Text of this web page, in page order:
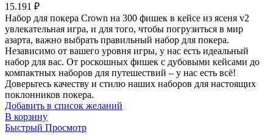
15.191 ₽
Набор для покера Crown на 300 фишек в кейсе из ясеня v2
увлекательная игра, и для того, чтобы погрузиться в мир
азарта, важно выбрать правильный набор для покера.
Независимо от вашего уровня игры, у нас есть идеальный
набор для вас. От роскошных фишек с дубовыми кейсами до
компактных наборов для путешествий – у нас есть всё!
Доверьтесь качеству и стилю наших наборов для настоящих
поклонников покера.
Добавить в список желаний
В корзину
Быстрый Просмотр